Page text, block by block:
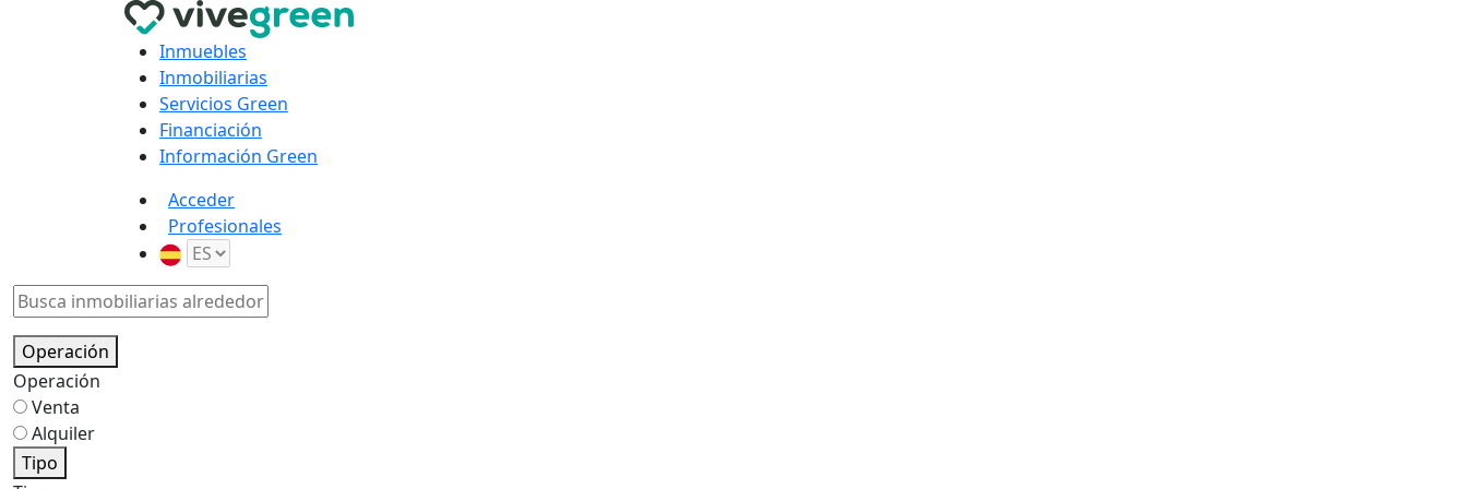
Inmuebles
Inmobiliarias
Servicios Green
Financiación
Información Green
Acceder
Profesionales
Operación
Operación
Venta
Alquiler
Tipo